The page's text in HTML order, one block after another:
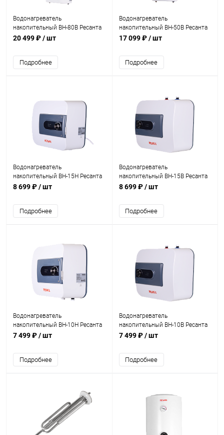
Водонагреватель
накопительный ВН-80В Ресанта
(74/5/3)
20 499 ₽/ шт
Подробнее
Водонагреватель
накопительный ВН-50В Ресанта
(74/5/2)
17 099 ₽/ шт
Подробнее
Водонагреватель
накопительный ВН-15Н Ресанта
(74/5/8)
8 699 ₽/ шт
Подробнее
Водонагреватель
накопительный ВН-15В Ресанта
(74/5/6)
8 699 ₽/ шт
Подробнее
Водонагреватель
накопительный ВН-10Н Ресанта
(74/5/7)
7 499 ₽/ шт
Подробнее
Водонагреватель
накопительный ВН-10В Ресанта
(74/5/5)
7 499 ₽/ шт
Подробнее